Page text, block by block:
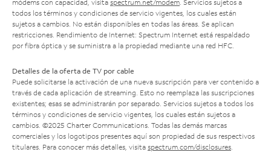
módems con capacidad, visita spectrum.net/modem . Servicios sujetos a
todos los términos y condiciones de servicio vigentes, los cuales están
sujetos a cambios. No están disponibles en todas las áreas. Se aplican
restricciones. Rendimiento de Internet: Spectrum Internet está respaldado
por fibra óptica y se suministra a la propiedad mediante una red HFC.
Detalles de la oferta de TV por cable
Puede solicitarse la activación de una nueva suscripción para ver contenido a
través de cada aplicación de streaming. Esto no reemplaza las suscripciones
existentes; esas se administrarán por separado. Servicios sujetos a todos los
términos y condiciones de servicio vigentes, los cuales están sujetos a
cambios. ©2025 Charter Communications. Todas las demás marcas
comerciales y los logotipos presentes aquí son propiedad de sus respectivos
titulares. Para conocer más detalles, visita spectrum.com/disclosures